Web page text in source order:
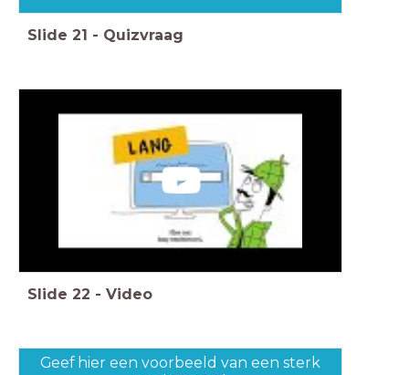
Slide 21 - Quizvraag
Slide 22 - Video
Geef hier een voorbeeld van een sterk